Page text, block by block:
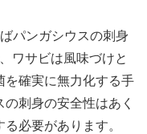
パンガシウスの刺身
ワサビは風味づけと
を確実に無力化する手
刺身の安全性はあく
必要があります。